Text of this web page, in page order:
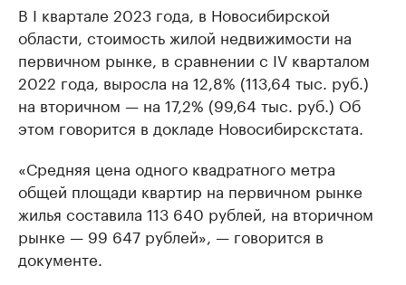
В I квартале 2023 года, в Новосибирской
области, стоимость жилой недвижимости на
первичном рынке, в сравнении с IV кварталом
2022 года, выросла на 12,8% (113,64 тыс. руб.)
на вторичном — на 17,2% (99,64 тыс. руб.) Об
этом говорится в докладе Новосибирскстата.
«Средняя цена одного квадратного метра
общей площади квартир на первичном рынке
жилья составила 113 640 рублей, на вторичном
рынке — 99 647 рублей», — говорится в
документе.